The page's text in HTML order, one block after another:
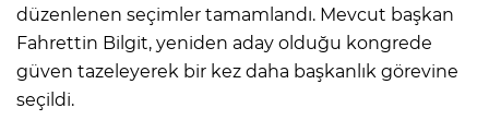
düzenlenen seçimler tamamlandı. Mevcut başkan
Fahrettin Bilgit, yeniden aday olduğu kongrede
güven tazeleyerek bir kez daha başkanlık görevine
seçildi.